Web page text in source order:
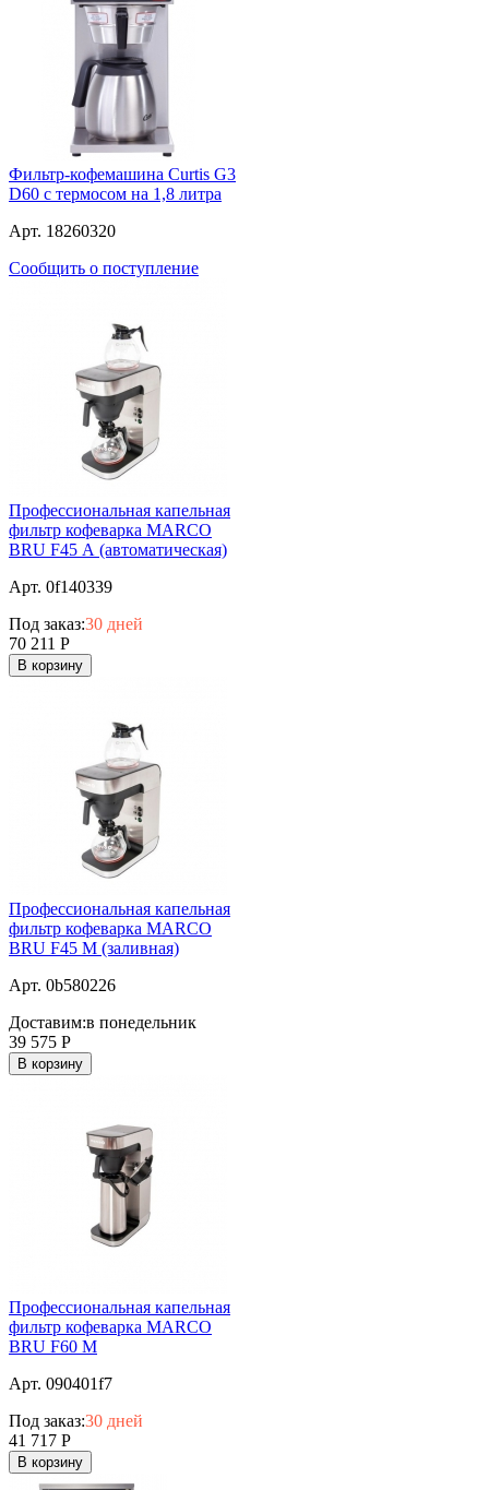
Фильтр-кофемашина Curtis G3
D60 с термосом на 1,8 литра
Арт. 18260320
Сообщить о поступление
Профессиональная капельная
фильтр кофеварка MARCO
BRU F45 А (автоматическая)
Арт. 0f140339
Под заказ:30 дней
70 211 Р
В корзину
Профессиональная капельная
фильтр кофеварка MARCO
BRU F45 M (заливная)
Арт. 0b580226
Доставим:в понедельник
39 575 Р
В корзину
Профессиональная капельная
фильтр кофеварка MARCO
BRU F60 M
Арт. 090401f7
Под заказ:30 дней
41 717 Р
В корзину